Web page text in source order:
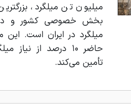
میلیون تن میلگرد،
بخش خصوصی کشور و
میلگرد در ایران است.
حاضر ۱۰ درصد از
تأمین می‌کند.